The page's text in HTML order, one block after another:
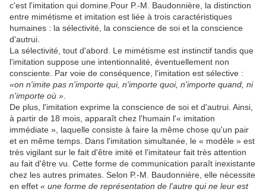
c'est l'imitation qui domine.Pour P.-M. Baudonnière, la distinction
entre mimétisme et imitation est liée à trois caractéristiques
humaines : la sélectivité, la conscience de soi et la conscience
d'autrui.
La sélectivité, tout d'abord. Le mimétisme est instinctif tandis que
l'imitation suppose une intentionnalité, éventuellement non
consciente. Par voie de conséquence, l'imitation est sélective :
«on n'imite pas n'importe qui, n'importe quoi, n'importe quand, ni
n'importe où »
De plus, l'imitation exprime la conscience de soi et d'autrui. Ainsi,
à partir de 18 mois, apparaît chez l'humain l'« imitation
immédiate », laquelle consiste à faire la même chose qu'un pair
et en même temps. Dans l'imitation simultanée, le « modèle » est
très vigilant sur le fait d'être imité et l'imitateur fait très attention
au fait d'être vu. Cette forme de communication paraît inexistante
chez les autres primates. Selon P.-M. Baudonnière, elle nécessite
en effet « une forme de représentation de l'autre qui ne leur est